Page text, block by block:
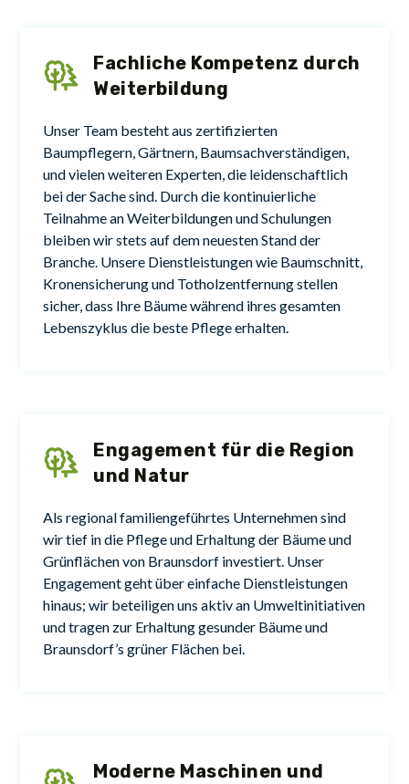
Fachliche Kompetenz durch
Weiterbildung
Unser Team besteht aus zertifizierten
Baumpflegern, Gärtnern, Baumsachverständigen,
und vielen weiteren Experten, die leidenschaftlich
bei der Sache sind. Durch die kontinuierliche
Teilnahme an Weiterbildungen und Schulungen
bleiben wir stets auf dem neuesten Stand der
Branche. Unsere Dienstleistungen wie Baumschnitt,
Kronensicherung und Totholzentfernung stellen
sicher, dass Ihre Bäume während ihres gesamten
Lebenszyklus die beste Pflege erhalten.
Engagement für die Region
und Natur
Als regional familiengeführtes Unternehmen sind
wir tief in die Pflege und Erhaltung der Bäume und
Grünflächen von Braunsdorf investiert. Unser
Engagement geht über einfache Dienstleistungen
hinaus; wir beteiligen uns aktiv an Umweltinitiativen
und tragen zur Erhaltung gesunder Bäume und
Braunsdorf’s grüner Flächen bei.
Moderne Maschinen und